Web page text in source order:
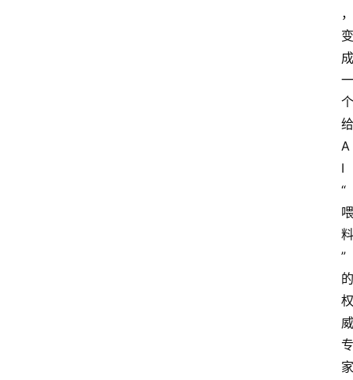
，
变
成
一
个
给
A
I
“
喂
料
”
的
权
威
专
家